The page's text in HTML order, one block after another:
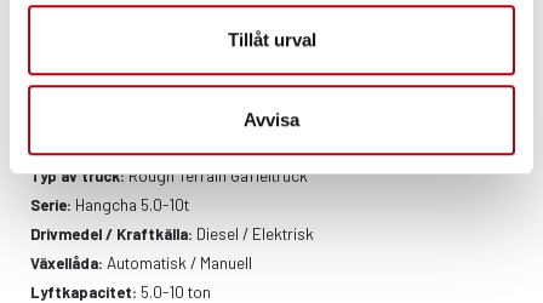
Tillåt urval
Avvisa
komforten och säkerheten, vilket gör den till ett föredraget val för
Typ av truck:Rough Terrain Gaffeltruck
Serie: Hangcha 5.0-10t
Drivmedel / Kraftkälla: Diesel / Elektrisk
Växellåda: Automatisk / Manuell
Lyftkapacitet: 5.0-10 ton